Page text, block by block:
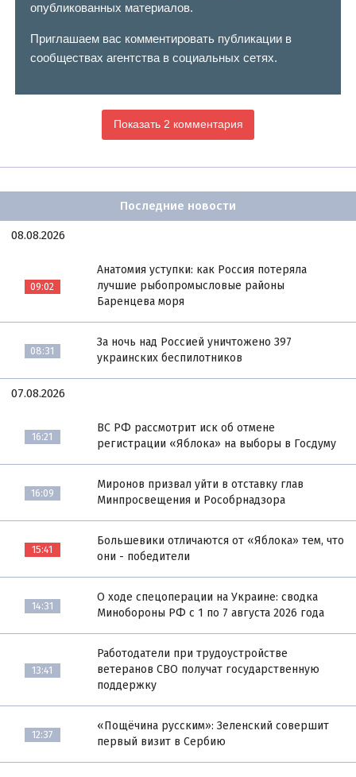
опубликованных материалов.
Приглашаем вас комментировать публикации в
сообществах агентства в социальных сетях.
Показать 2 комментария
Последние новости
08.08.2026
09:02
Анатомия уступки: как Россия потеряла
лучшие рыбопромысловые районы
Баренцева моря
08:31
За ночь над Россией уничтожено 397
украинских беспилотников
07.08.2026
16:21
ВС РФ рассмотрит иск об отмене
регистрации «Яблока» на выборы в Госдуму
16:09
Миронов призвал уйти в отставку глав
Минпросвещения и Рособрнадзора
15:41
Большевики отличаются от «Яблока» тем, что
они - победители
14:31
О ходе спецоперации на Украине: сводка
Минобороны РФ с 1 по 7 августа 2026 года
13:41
Работодатели при трудоустройстве
ветеранов СВО получат государственную
поддержку
12:37
«Пощёчина русским»: Зеленский совершит
первый визит в Сербию